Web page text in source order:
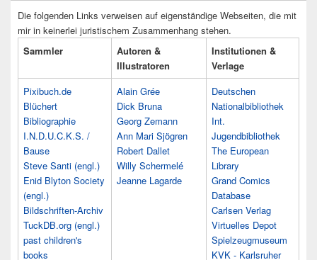
Die folgenden Links verweisen auf eigenständige Webseiten, die mit
mir in keinerlei juristischem Zusammenhang stehen.
Sammler
Autoren &
Illustratoren
Institutionen &
Verlage
Pixibuch.de
Blüchert
Bibliographie
I.N.D.U.C.K.S. /
Bause
Steve Santi (engl.)
Enid Blyton Society
(engl.)
Bildschriften-Archiv
TuckDB.org (engl.)
past children's
books
Alain Grée
Dick Bruna
Georg Zemann
Ann Mari Sjögren
Robert Dallet
Willy Schermelé
Jeanne Lagarde
Deutschen
Nationalbibliothek
Int.
Jugendbibliothek
The European
Library
Grand Comics
Database
Carlsen Verlag
Virtuelles Depot
Spielzeugmuseum
KVK - Karlsruher